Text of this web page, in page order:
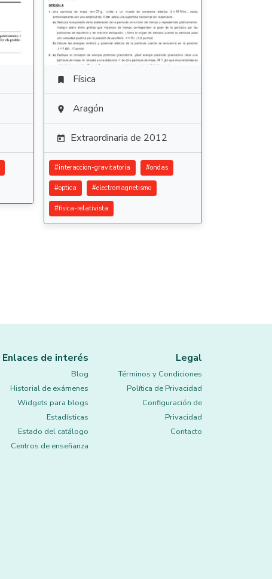
 Física
 Aragón
 Extraordinaria de 2012
#interaccion-gravitatoria #ondas
#optica #electromagnetismo
#fisica-relativista
Enlaces de interés
Blog
Historial de exámenes
Widgets para blogs
Estadísticas
Estado del catálogo
Centros de enseñanza
Legal
Términos y Condiciones
Política de Privacidad
Configuración de
Privacidad
Contacto